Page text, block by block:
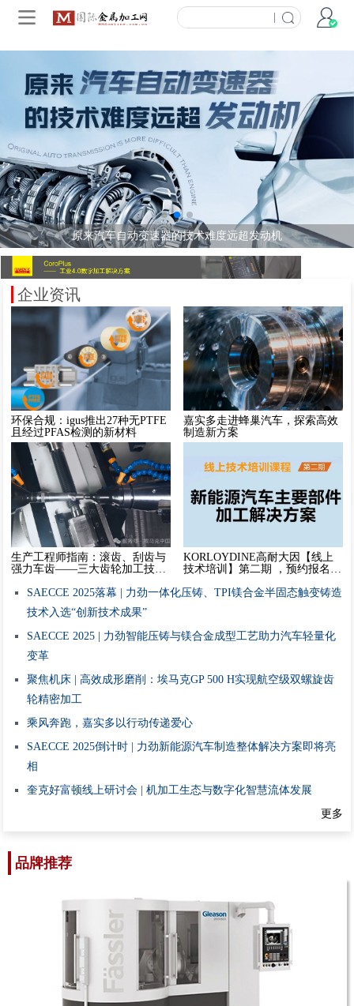
汽车变速器齿轮的激光焊接技术
新能源汽车时代已来 变速器的发展趋势会如何？
原来汽车自动变速器的技术难度远超发动机
企业资讯
环保合规：igus推出27种无PTFE
且经过PFAS检测的新材料
嘉实多走进蜂巢汽车，探索高效
制造新方案
生产工程师指南：滚齿、刮齿与
强力车齿——三大齿轮加工技术
KORLOYDINE高耐大因【线上
技术培训】第二期 ，预约报名开
SAECCE 2025落幕 | 力劲一体化压铸、TPI镁合金半固态触变铸造
技术入选“创新技术成果”
‌SAECCE 2025 | 力劲智能压铸与镁合金成型工艺助力汽车轻量化
变革
聚焦机床 | 高效成形磨削：埃马克GP 500 H实现航空级双螺旋齿
轮精密加工
乘风奔跑，嘉实多以行动传递爱心
SAECCE 2025倒计时 | 力劲新能源汽车制造整体解决方案即将亮
相
奎克好富顿线上研讨会 | 机加工生态与数字化智慧流体发展
更多
品牌推荐